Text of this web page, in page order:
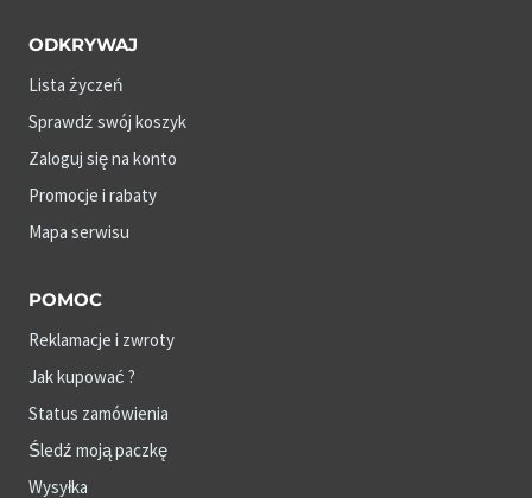
ODKRYWAJ
Lista życzeń
Sprawdź swój koszyk
Zaloguj się na konto
Promocje i rabaty
Mapa serwisu
POMOC
Reklamacje i zwroty
Jak kupować ?
Status zamówienia
Śledź moją paczkę
Wysyłka